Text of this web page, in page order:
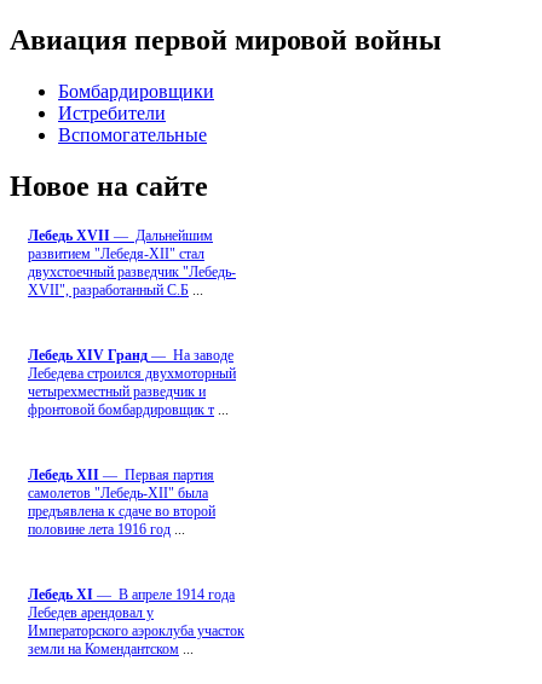
Авиация первой мировой войны
Бомбардировщики
Истребители
Вспомогательные
Новое на сайте
Лебедь ХVII — Дальнейшим
развитием "Лебедя-ХII" стал
двухстоечный разведчик "Лебедь-
XVII", разработанный С.Б
Лебедь ХIV Гранд — На заводе
Лебедева строился двухмоторный
четырехместный разведчик и
фронтовой бомбардировщик т
Лебедь ХII — Первая партия
самолетов "Лебедь-ХII" была
предъявлена к сдаче во второй
половине лета 1916 год
Лебедь ХI — В апреле 1914 года
Лебедев арендовал у
Императорского аэроклуба участок
земли на Комендантском